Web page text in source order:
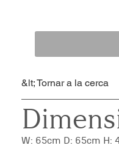
&lt; Tornar a la cerca
W: 65cm D: 65cm H: